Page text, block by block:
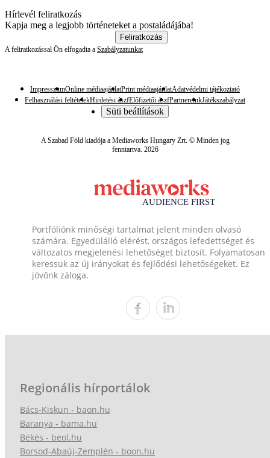
Hírlevél feliratkozás
Kapja meg a legjobb történeteket a postaládájába!
Feliratkozás
A feliratkozással Ön elfogadta a Szabályzatunkat
ImpresszumOnline médiaajánlatPrint médiaajánlatAdatvédelmi tájékoztató
Felhasználási feltételekHirdetési ászfElőfizetői ászfPartnereinkJátékszabályzat
Süti beállítások
A Szabad Föld kiadója a Mediaworks Hungary Zrt. © Minden jog
fenntartva. 2026
Portfóliónk minőségi tartalmat jelent minden olvasó
számára. Egyedülálló elérést, országos lefedettséget és
változatos megjelenési lehetőséget biztosít. Folyamatosan
keressük az új irányokat és fejlődési lehetőségeket. Ez
jövőnk záloga.
Regionális hírportálok
Bács-Kiskun - baon.hu
Baranya - bama.hu
Békés - beol.hu
Borsod-Abaúj-Zemplén - boon.hu